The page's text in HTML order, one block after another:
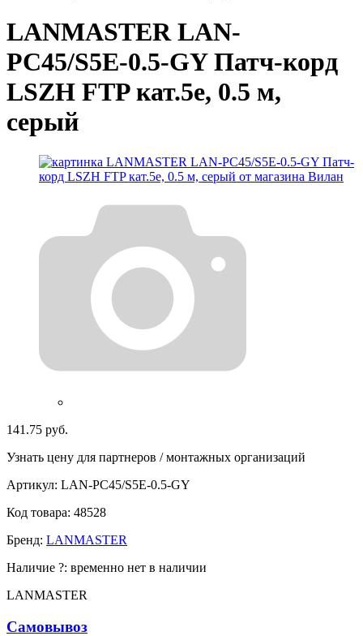
LANMASTER LAN-
PC45/S5E-0.5-GY Патч-корд
LSZH FTP кат.5e, 0.5 м,
серый
141.75 руб.
Узнать цену для партнеров / монтажных организаций
Артикул: LAN-PC45/S5E-0.5-GY
Код товара: 48528
Бренд: LANMASTER
Наличие ?: временно нет в наличии
LANMASTER
Самовывоз